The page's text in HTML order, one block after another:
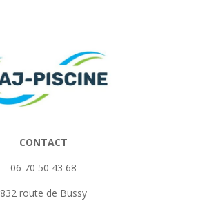
CONTACT
06 70 50 43 68
832 route de Bussy